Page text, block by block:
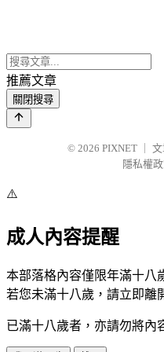
推薦文章
關閉搜尋
© 2026 PIXNET
隱私權
⚠️
成人內容提醒
本部落格內容僅限年滿十八
若您未滿十八歲，請立即離
已滿十八歲者，亦請勿將內